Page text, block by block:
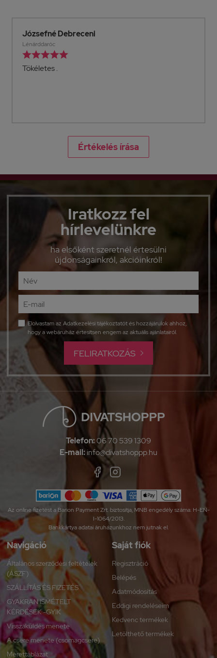
Józsefné Debreceni
Lénárddaróc

Tökéletes .
Értékelés írása
Iratkozz fel
hírlevelünkre
ha elsőként szeretnél értesülni
újdonságainkról, akcióinkról!
Elolvastam az Adatkezelési tájékoztatótés hozzájárulok ahhoz,
hogy a webáruház értesítsen engem az aktuális ajánlatairól.
FELIRATKOZÁS 
Telefon:06 70 539 1309
E-mail:info@divatshoppp.hu
Az online fizetést a Barion Payment Zrt. biztosítja, MNB engedély száma: H-EN-
I-1064/2013.
Bankkártya adatai áruházunkhoz nem jutnak el.
Navigáció
Általános szerződési feltételek
(ÁSZF)
SZÁLLÍTÁS ÉS FIZETÉS
GYAKRAN ISMÉTELT
KÉRDÉSEK -GYIK
Visszaküldés menete
A csere menete (csomagcsere)
Mérettáblázat
Saját fiók
Regisztráció
Belépés
Adatmódosítás
Eddigi rendeléseim
Kedvenc termékek
Letölthető termékek